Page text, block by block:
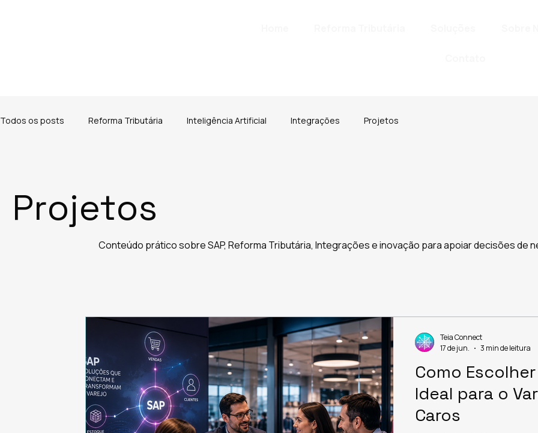
Todos os posts Reforma Tributária Inteligência Artificial Integrações Projetos
Projetos
Como
Ideal para o
Caros
Teia Connect
17 de jun.
3 min de leitura
Conteúdo prático sobre SAP, Reforma Tributária, Integrações e inovação para apoiar decisões de